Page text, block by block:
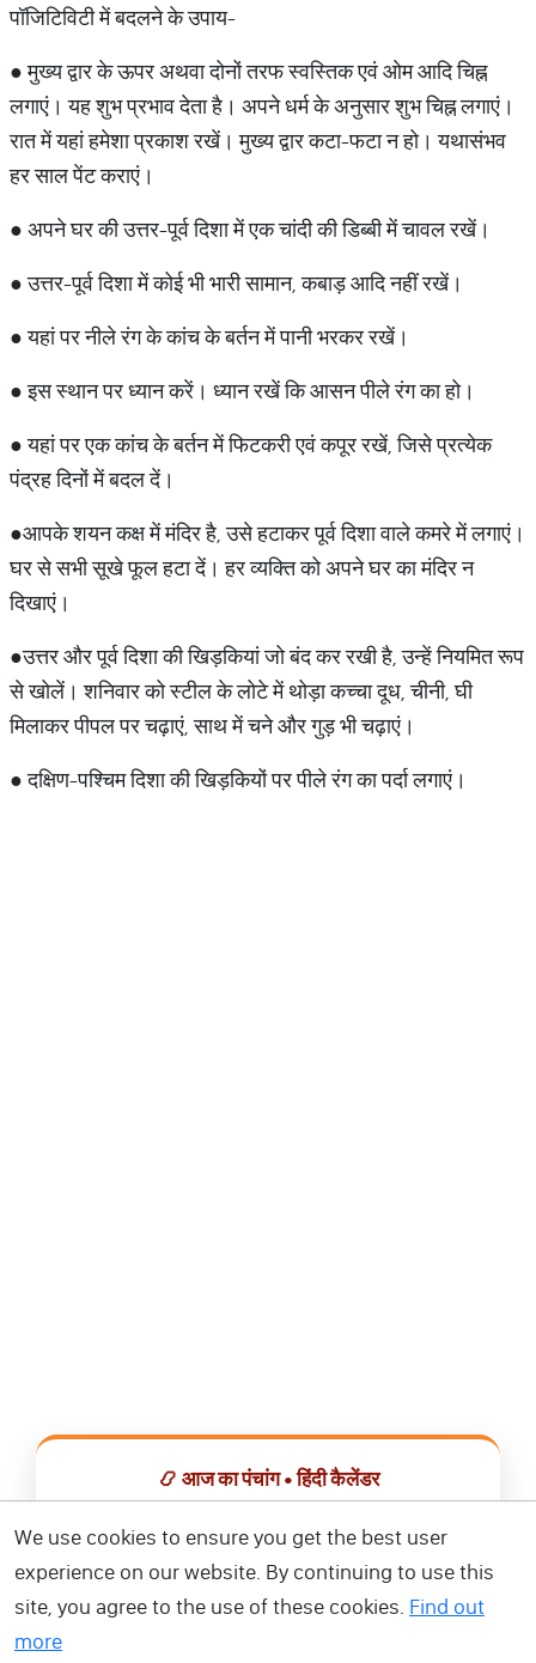
पॉजिटिविटी में बदलने के उपाय-
● मुख्य द्वार के ऊपर अथवा दोनों तरफ स्वस्तिक एवं ओम आदि चिह्न
लगाएं। यह शुभ प्रभाव देता है। अपने धर्म के अनुसार शुभ चिह्न लगाएं।
रात में यहां हमेशा प्रकाश रखें। मुख्य द्वार कटा-फटा न हो। यथासंभव
हर साल पेंट कराएं।
● अपने घर की उत्तर-पूर्व दिशा में एक चांदी की डिब्बी में चावल रखें।
● उत्तर-पूर्व दिशा में कोई भी भारी सामान, कबाड़ आदि नहीं रखें।
● यहां पर नीले रंग के कांच के बर्तन में पानी भरकर रखें।
● इस स्थान पर ध्यान करें। ध्यान रखें कि आसन पीले रंग का हो।
● यहां पर एक कांच के बर्तन में फिटकरी एवं कपूर रखें, जिसे प्रत्येक
पंद्रह दिनों में बदल दें।
●आपके शयन कक्ष में मंदिर है, उसे हटाकर पूर्व दिशा वाले कमरे में लगाएं।
घर से सभी सूखे फूल हटा दें। हर व्यक्ति को अपने घर का मंदिर न
दिखाएं।
●उत्तर और पूर्व दिशा की खिड़कियां जो बंद कर रखी है, उन्हें नियमित रूप
से खोलें। शनिवार को स्टील के लोटे में थोड़ा कच्चा दूध, चीनी, घी
मिलाकर पीपल पर चढ़ाएं, साथ में चने और गुड़ भी चढ़ाएं।
● दक्षिण-पश्चिम दिशा की खिड़कियों पर पीले रंग का पर्दा लगाएं।
📿 आज का पंचांग • हिंदी कैलेंडर
📅 हिंदी कैलेंडर ऐप डाउनलोड करें
We use cookies to ensure you get the best user
experience on our website. By continuing to use this
site, you agree to the use of these cookies. Find out
more